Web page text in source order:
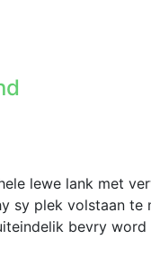
lewe lank met
sy plek volstaan
bevry